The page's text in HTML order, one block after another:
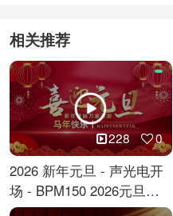
相关推荐
228 0
2026 新年元旦 - 声光电开
场 - BPM150 2026元旦跨
年倒计时